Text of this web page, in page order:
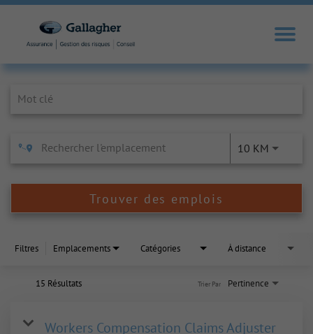
10 KM
Trouver des emplois
Filtres Emplacements Catégories À distance
15 Résultats Pertinence
Trier Par
Workers Compensation Claims Adjuster